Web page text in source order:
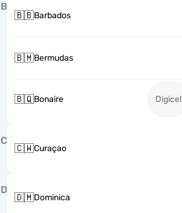
B
🇧🇧Barbados
🇧🇲Bermudas
🇧🇶Bonaire Digicel
C
🇨🇼Curaçao
D
🇩🇲Dominica